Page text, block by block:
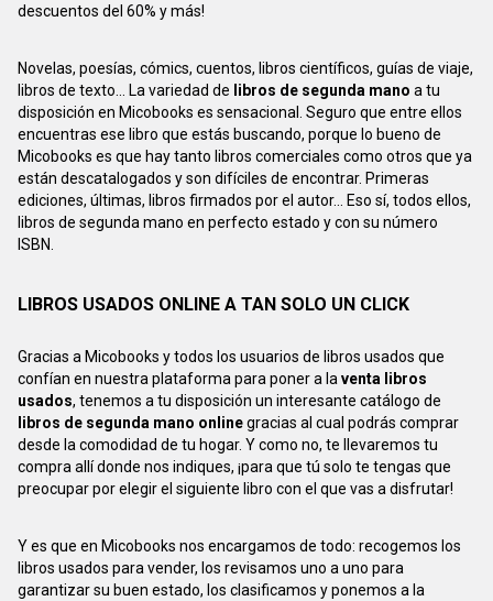
descuentos del 60% y más!
Novelas, poesías, cómics, cuentos, libros científicos, guías de viaje,
libros de texto... La variedad de libros de segunda mano a tu
disposición en Micobooks es sensacional. Seguro que entre ellos
encuentras ese libro que estás buscando, porque lo bueno de
Micobooks es que hay tanto libros comerciales como otros que ya
están descatalogados y son difíciles de encontrar. Primeras
ediciones, últimas, libros firmados por el autor... Eso sí, todos ellos,
libros de segunda mano en perfecto estado y con su número
ISBN.
LIBROS USADOS ONLINE A TAN SOLO UN CLICK
Gracias a Micobooks y todos los usuarios de libros usados que
confían en nuestra plataforma para poner a laventa libros
usados, tenemos a tu disposición un interesante catálogo de
libros de segunda mano onlinegracias al cual podrás comprar
desde la comodidad de tu hogar. Y como no, te llevaremos tu
compra allí donde nos indiques, ¡para que tú solo te tengas que
preocupar por elegir el siguiente libro con el que vas a disfrutar!
Y es que en Micobooks nos encargamos de todo: recogemos los
libros usados para vender, los revisamos uno a uno para
garantizar su buen estado, los clasificamos y ponemos a la